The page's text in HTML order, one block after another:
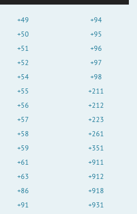
+49
+50
+51
+52
+54
+55
+56
+57
+58
+59
+61
+63
+86
+91
+94
+95
+96
+97
+98
+211
+212
+223
+261
+351
+911
+912
+918
+931